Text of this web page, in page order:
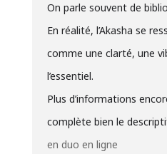
On parle souvent de
En réalité, l’Akasha se
comme une clarté, une
l’essentiel.
Plus d’informations
complète bien le
en duo en ligne